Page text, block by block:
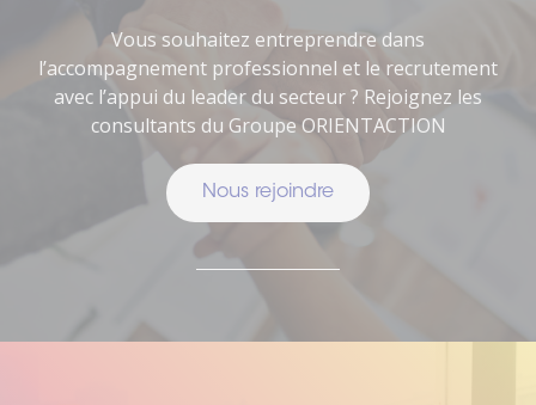
Vous souhaitez entreprendre dans
l’accompagnement professionnel et le recrutement
avec l’appui du leader du secteur ? Rejoignez les
consultants du Groupe ORIENTACTION
Nous rejoindre